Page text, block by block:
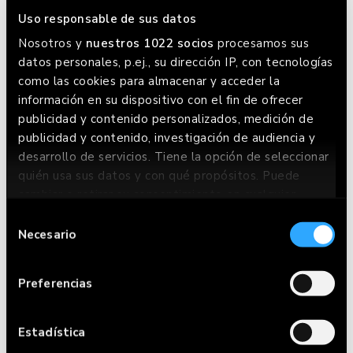
Uso responsable de sus datos
Nosotros y nuestros 1022 socios procesamos sus
datos personales, p.ej., su dirección IP, con tecnologías
como las cookies para almacenar y acceder la
información en su dispositivo con el fin de ofrecer
publicidad y contenido personalizados, medición de
publicidad y contenido, investigación de audiencia y
desarrollo de servicios. Tiene la opción de seleccionar
quién usa sus datos y con qué propósitos. Puede
en el Menú de consentimiento.
Recopilar información sobre su ubicación
varios metros
deNecesario
Preferencias
Estadística
RESERVA AQUÍ
TAMBIÉN TE PODRÍA